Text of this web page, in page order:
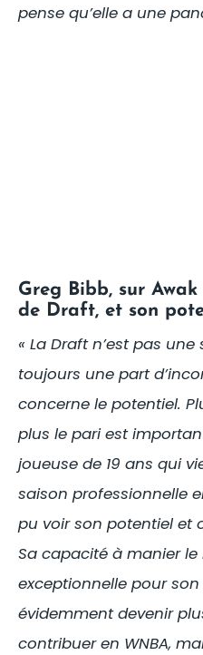
pense qu’elle a une
Greg Bibb, sur Awak
de Draft, et son
« La Draft n’est pas
toujours une part
concerne le potentiel.
plus le pari est
joueuse de 19 ans qui
saison professionnelle
pu voir son potentiel et
Sa capacité à manier
exceptionnelle pour
évidemment devenir
contribuer en WNBA,